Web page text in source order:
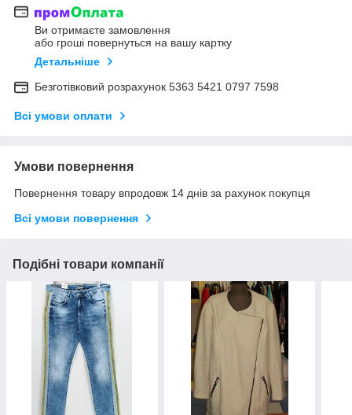
Ви отримаєте замовлення
або гроші повернуться на вашу картку
Детальніше
Безготівковий розрахунок 5363 5421 0797 7598
Всі умови оплати
Умови повернення
Повернення товару впродовж 14 днів за рахунок покупця
Всі умови повернення
Подібні товари компанії